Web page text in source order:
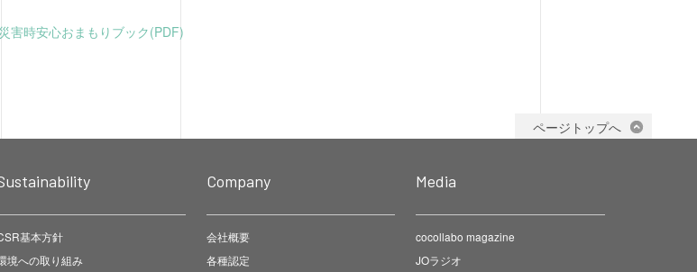
災害時安心おまもりブック(PDF)
ページトップへ
基本方針
境への取り組み
Company
会社概要
各種認定
Media
cocollabo magazine
JOラジオ